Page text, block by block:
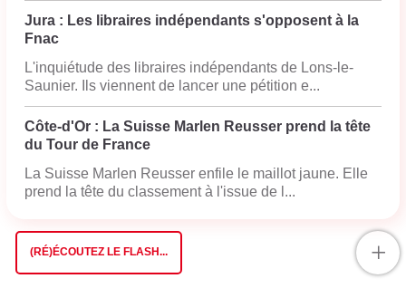
Jura : Les libraires indépendants s'opposent à la
Fnac
L'inquiétude des libraires indépendants de Lons-le-
Saunier. Ils viennent de lancer une pétition e...
Côte-d'Or : La Suisse Marlen Reusser prend la tête
du Tour de France
La Suisse Marlen Reusser enfile le maillot jaune. Elle
prend la tête du classement à l'issue de l...
(RÉ)ÉCOUTEZ LE FLASH... +